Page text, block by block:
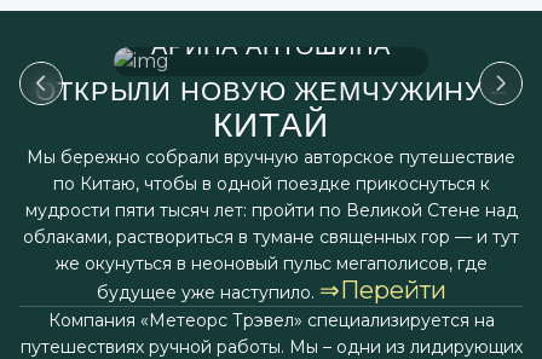
АРИНА АНТОШИНА
ВЕРА ЛЕБЕДЕВА
МАРИЯ АБИЛОВА
АНАСТАСИЯ БАДИЕ
ВЕРА ЛЕБЕДЕВА
МАРИЯ АБИЛОВА
АНАСТАСИЯ БАДИЕ
АРИНА АНТОШИНА
ОТКРЫЛИ НОВУЮ ЖЕМЧУЖИНУ –
КИТАЙ
Мы бережно собрали вручную авторское путешествие
по Китаю, чтобы в одной поездке прикоснуться к
мудрости пяти тысяч лет: пройти по Великой Стене над
облаками, раствориться в тумане священных гор — и тут
же окунуться в неоновый пульс мегаполисов, где
будущее уже наступило. ⇒Перейти
Компания «Метеорс Трэвел» специализируется на
путешествиях ручной работы. Мы – одни из лидирующих